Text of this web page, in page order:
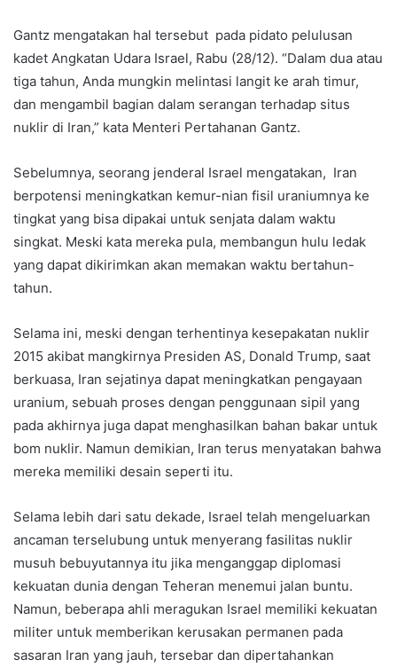
Gantz mengatakan hal tersebut pada pidato pelulusan
kadet Angkatan Udara Israel, Rabu (28/12). “Dalam dua atau
tiga tahun, Anda mungkin melintasi langit ke arah timur,
dan mengambil bagian dalam serangan terhadap situs
nuklir di Iran,” kata Menteri Pertahanan Gantz.
Sebelumnya, seorang jenderal Israel mengatakan, Iran
berpotensi meningkatkan kemur-nian fisil uraniumnya ke
tingkat yang bisa dipakai untuk senjata dalam waktu
singkat. Meski kata mereka pula, membangun hulu ledak
yang dapat dikirimkan akan memakan waktu bertahun-
tahun.
Selama ini, meski dengan terhentinya kesepakatan nuklir
2015 akibat mangkirnya Presiden AS, Donald Trump, saat
berkuasa, Iran sejatinya dapat meningkatkan pengayaan
uranium, sebuah proses dengan penggunaan sipil yang
pada akhirnya juga dapat menghasilkan bahan bakar untuk
bom nuklir. Namun demikian, Iran terus menyatakan bahwa
mereka memiliki desain seperti itu.
Selama lebih dari satu dekade, Israel telah mengeluarkan
ancaman terselubung untuk menyerang fasilitas nuklir
musuh bebuyutannya itu jika menganggap diplomasi
kekuatan dunia dengan Teheran menemui jalan buntu.
Namun, beberapa ahli meragukan Israel memiliki kekuatan
militer untuk memberikan kerusakan permanen pada
sasaran Iran yang jauh, tersebar dan dipertahankan